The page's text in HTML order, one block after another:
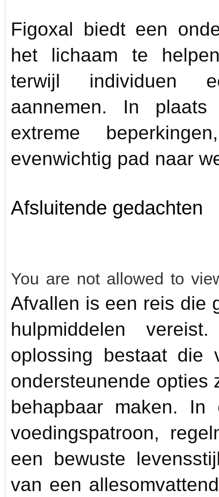
Figoxal biedt een
het lichaam te
terwijl individuen
aannemen. In
extreme
evenwichtig pad naar
Afsluitende gedachten
You are not allowed to
Afvallen is een reis die
hulpmiddelen
oplossing bestaat die
ondersteunende opties
behapbaar maken. In
voedingspatroon,
een bewuste
van een